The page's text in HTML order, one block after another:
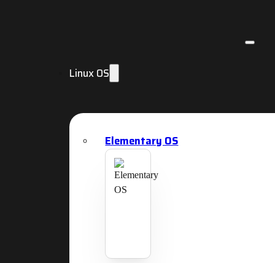
Linux OS
Elementary OS